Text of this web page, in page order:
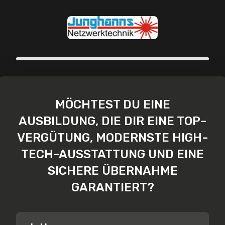
MÖCHTEST DU EINE
AUSBILDUNG, DIE DIR EINE TOP-
VERGÜTUNG, MODERNSTE HIGH-
TECH-AUSSTATTUNG UND EINE
SICHERE ÜBERNAHME
GARANTIERT?